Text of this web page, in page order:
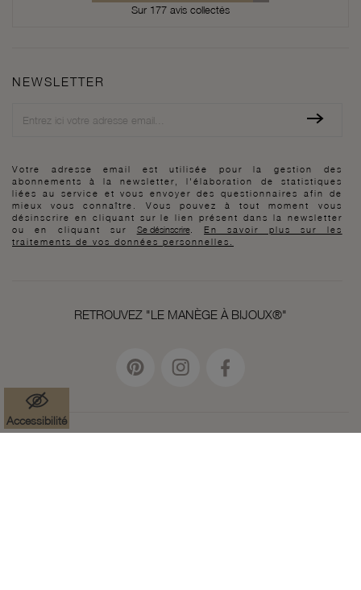
Sur 177 avis collectés
NEWSLETTER
Votre adresse email est utilisée pour la gestion des
abonnements à la newsletter, l'élaboration de statistiques
liées au service et vous envoyer des questionnaires afin de
mieux vous connaître. Vous pouvez à tout moment vous
désinscrire en cliquant sur le lien présent dans la newsletter
ou en cliquant sur Se désinscrire.En savoir plus sur les
traitements de vos données personnelles.
RETROUVEZ "LE MANÈGE À BIJOUX®"
Accessibilité